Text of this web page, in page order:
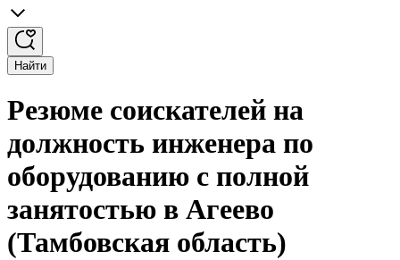
Найти
Резюме соискателей на
должность инженера по
оборудованию с полной
занятостью в Агеево
(Тамбовская область)